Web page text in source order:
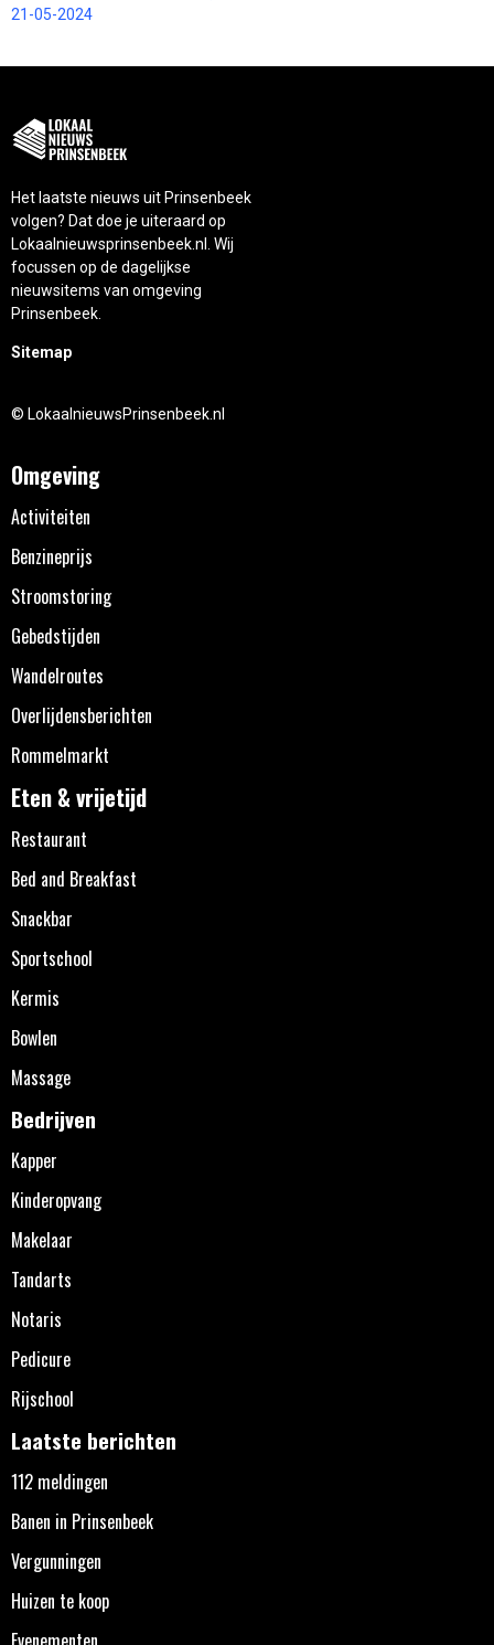
21-05-2024
Het laatste nieuws uit Prinsenbeek
volgen? Dat doe je uiteraard op
Lokaalnieuwsprinsenbeek.nl. Wij
focussen op de dagelijkse
nieuwsitems van omgeving
Prinsenbeek.
Sitemap
© LokaalnieuwsPrinsenbeek.nl
Omgeving
Activiteiten
Benzineprijs
Stroomstoring
Gebedstijden
Wandelroutes
Overlijdensberichten
Rommelmarkt
Eten & vrijetijd
Restaurant
Bed and Breakfast
Snackbar
Sportschool
Kermis
Bowlen
Massage
Bedrijven
Kapper
Kinderopvang
Makelaar
Tandarts
Notaris
Pedicure
Rijschool
Laatste berichten
112 meldingen
Banen in Prinsenbeek
Vergunningen
Huizen te koop